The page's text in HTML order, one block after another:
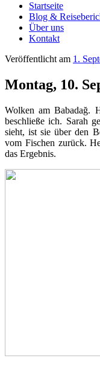
Startseite
Blog &
Über uns
Kontakt
Veröffentlicht am 1.
Montag, 10.
Wolken am Babadağ.
beschließe ich. Sarah
sieht, ist sie über den
vom Fischen zurück.
das Ergebnis.